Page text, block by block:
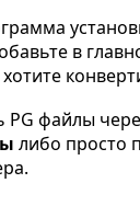
в
PG файлы
либо просто